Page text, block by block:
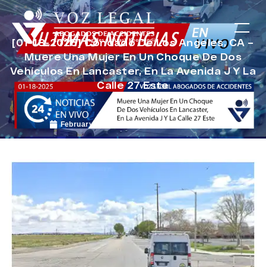
[01-18-2025] Condado De Los Angeles, CA –
Muere Una Mujer En Un Choque De Dos
Vehículos En Lancaster, En La Avenida J Y La
Calle 27 Este
February 6, 2025